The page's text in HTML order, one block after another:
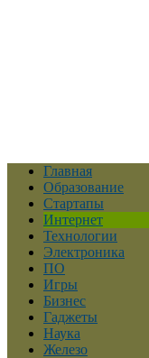
Главная
Образование
Стартапы
Интернет
Технологии
Электроника
ПО
Игры
Бизнес
Гаджеты
Наука
Железо